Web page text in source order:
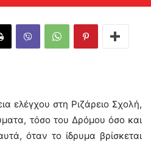
ελέγχου στη Ριζάρειο Σχολή,
τόσο του Δρόμου όσο και
όταν το ίδρυμα βρίσκεται